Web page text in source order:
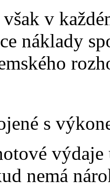
v
náklady
s
nemá